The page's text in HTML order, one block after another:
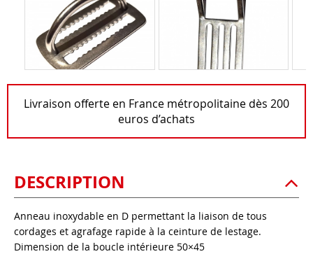
Livraison offerte en France métropolitaine dès 200
euros d’achats
DESCRIPTION
Anneau inoxydable en D permettant la liaison de tous
cordages et agrafage rapide à la ceinture de lestage.
Dimension de la boucle intérieure 50×45